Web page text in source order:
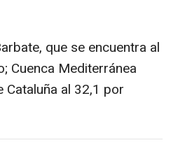
que se encuentra al
Cuenca Mediterránea
Cataluña al 32,1 por